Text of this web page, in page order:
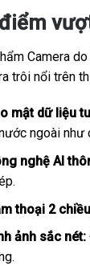
Camera
trôi nổi trên
mật dữ liệu
ngoài như
nghệ AI
thoại 2
ảnh sắc nét: